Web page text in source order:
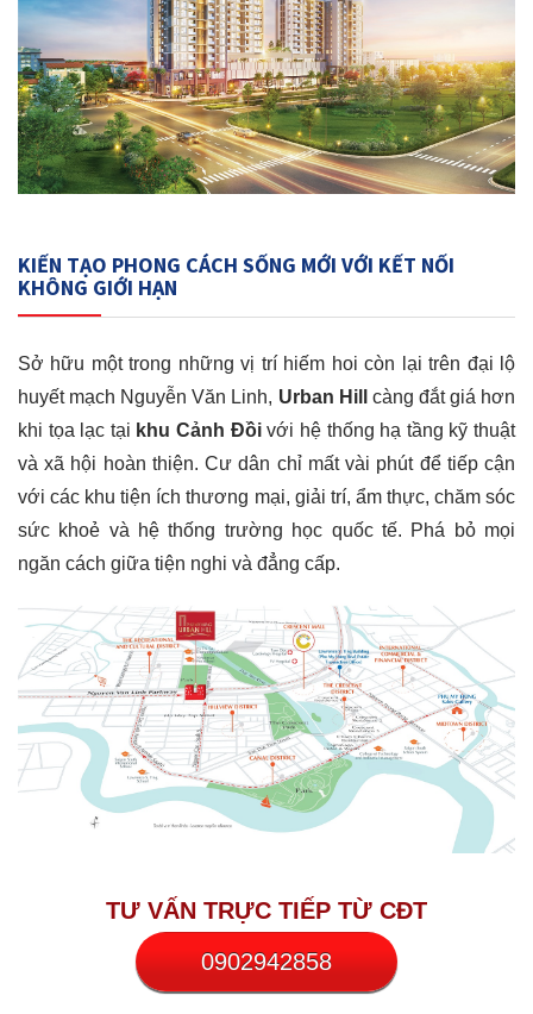
KIẾN TẠO PHONG CÁCH SỐNG MỚI VỚI KẾT NỐI
KHÔNG GIỚI HẠN
Sở hữu một trong những vị trí hiếm hoi còn lại trên đại lộ
huyết mạch Nguyễn Văn Linh, Urban Hill
càng đắt giá hơn
khi tọa lạc tại khu Cảnh Đồivới hệ thống hạ tầng kỹ thuật
và xã hội hoàn thiện. Cư dân chỉ mất vài phút để tiếp cận
với các khu tiện ích thương mại, giải trí, ẩm thực, chăm sóc
sức khoẻ và hệ thống trường học quốc tế. Phá bỏ mọi
ngăn cách giữa tiện nghi và đẳng cấp.
TƯ VẤN TRỰC TIẾP TỪ CĐT
0902942858